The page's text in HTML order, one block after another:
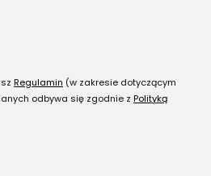
Regulamin (w zakresie dotyczącym
odbywa się zgodnie z Polityką